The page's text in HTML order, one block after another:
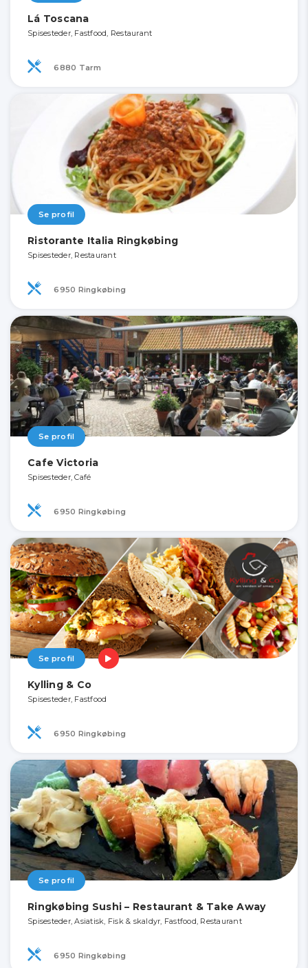
Lá Toscana
Spisesteder, Fastfood, Restaurant
6880 Tarm
Se profil
Ristorante Italia Ringkøbing
Spisesteder, Restaurant
6950 Ringkøbing
Se profil
Cafe Victoria
Spisesteder, Café
6950 Ringkøbing
Se profil
Kylling & Co
Spisesteder, Fastfood
6950 Ringkøbing
Se profil
Ringkøbing Sushi – Restaurant & Take Away
Spisesteder, Asiatisk, Fisk & skaldyr, Fastfood, Restaurant
6950 Ringkøbing